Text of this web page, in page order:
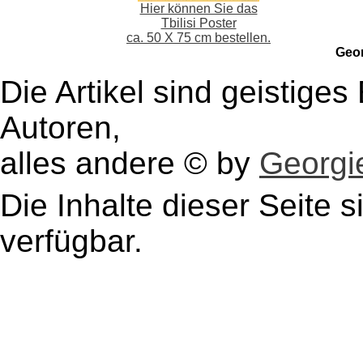
Hier können Sie das
Tbilisi Poster
ca. 50 X 75 cm bestellen.
Die Artikel sind
Autoren,
alles andere © by
Die Inhalte dieser Seite
verfügbar.